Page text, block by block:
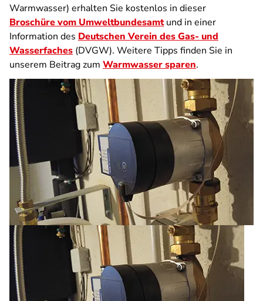
Warmwasser) erhalten Sie kostenlos in dieser
Broschüre vom Umweltbundesamtund in einer
Information des Deutschen Verein des Gas- und
Wasserfaches (DVGW). Weitere Tipps finden Sie in
unserem Beitrag zum Warmwasser sparen.